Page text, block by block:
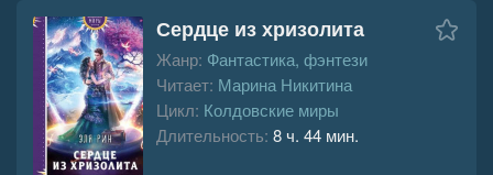
Сердце из хризолита
Жанр: Фантастика, фэнтези
Читает: Марина Никитина
Цикл: Колдовские миры
Длительность: 8 ч. 44 мин.